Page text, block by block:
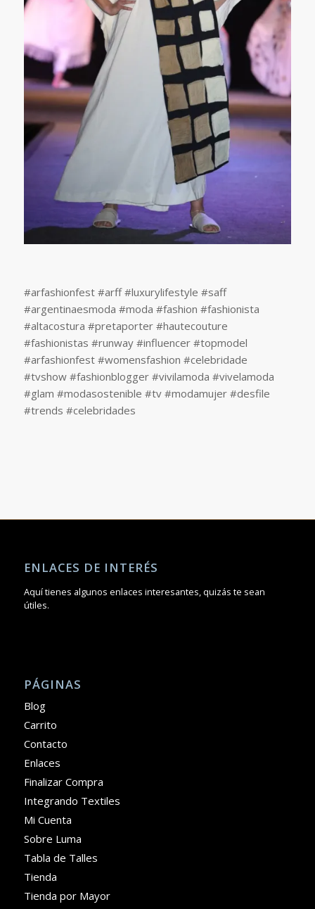
#arfashionfest #arff #luxurylifestyle #saff
#argentinaesmoda #moda #fashion #fashionista
#altacostura #pretaporter #hautecouture
#fashionistas #runway #influencer #topmodel
#arfashionfest #womensfashion #celebridade
#tvshow #fashionblogger #vivilamoda #vivelamoda
#glam #modasostenible #tv #modamujer #desfile
#trends #celebridades
ENLACES DE INTERÉS
Aquí tienes algunos enlaces interesantes, quizás te sean
útiles.
PÁGINAS
Blog
Carrito
Contacto
Enlaces
Finalizar Compra
Integrando Textiles
Mi Cuenta
Sobre Luma
Tabla de Talles
Tienda
Tienda por Mayor